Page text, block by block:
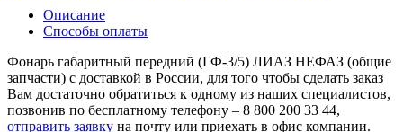
Описание
Способы оплаты
Фонарь габаритный передний (ГФ-3/5) ЛИАЗ НЕФАЗ (общие
запчасти) с доставкой в России, для того чтобы сделать заказ
Вам достаточно обратиться к одному из наших специалистов,
позвонив по бесплатному телефону – 8 800 200 33 44,
отправить заявку на почту или приехать в офис компании.